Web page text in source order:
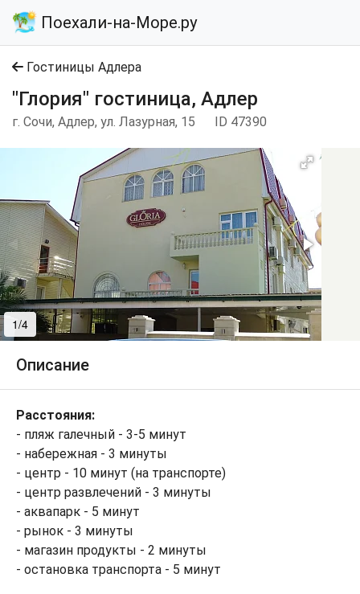
Поехали-на-Море.ру
Гостиницы Адлера
"Глория" гостиница, Адлер
г. Сочи, Адлер, ул. Лазурная, 15 ID 47390
1/4
Описание
Расстояния:
- пляж галечный - 3-5 минут
- набережная - 3 минуты
- центр - 10 минут (на транспорте)
- центр развлечений - 3 минуты
- аквапарк - 5 минут
- рынок - 3 минуты
- магазин продукты - 2 минуты
- остановка транспорта - 5 минут